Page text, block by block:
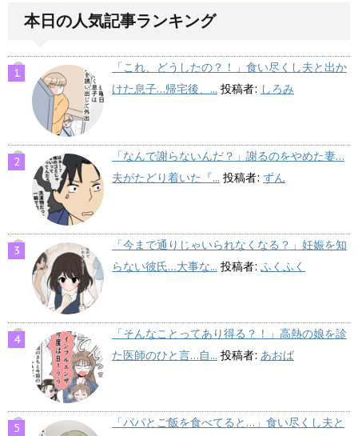
本日の人気記事ランキング
「これ、どうしたの？！」食い尽くし夫と出か
けた息子…帰宅後、... 投稿者: しろみ
「なんで謝らないんだ？」謝るのをやめた妻…
夫がたどり着いた『... 投稿者: ずん
「今まで通りじゃいられなくなる？」妊娠を知
らない彼氏…大事な... 投稿者: ふくふく
「そんなことってあり得る？！」高熱の娘を診
た医師のひと言…自... 投稿者: あおば
「パパとご飯を食べてると…」食い尽くし夫と